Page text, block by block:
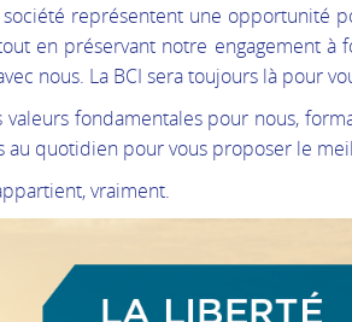
représentent une opportunité
en préservant notre engagement à
nous. La BCI sera toujours là pour
valeurs fondamentales pour nous,
quotidien pour vous proposer le
vraiment.